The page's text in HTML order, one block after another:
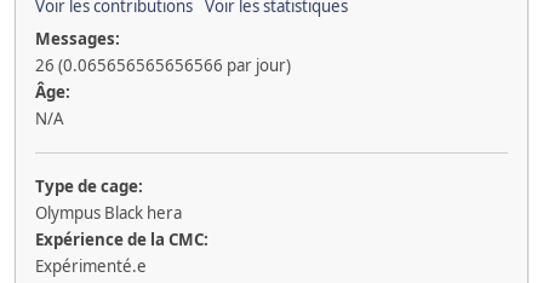
Voir les contributions Voir les statistiques
Messages:
26 (0.065656565656566 par jour)
Âge:
N/A
Type de cage:
Olympus Black hera
Expérience de la CMC:
Expérimenté.e